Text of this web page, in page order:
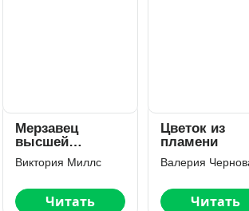
Мерзавец
высшей
академии
Виктория Миллс
Читать
Цветок из
пламени
Читать